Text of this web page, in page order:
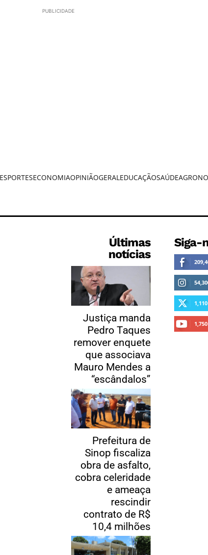
PUBLICIDADE
ESPORTESECONOMIAOPINIÃOGERALEDUCAÇÃOSAÚDE
Últimas
notícias
Justiça manda
Pedro Taques
remover enquete
que associava
Mauro Mendes a
“escândalos”
Prefeitura de
Sinop fiscaliza
obra de asfalto,
cobra celeridade
e ameaça
rescindir
contrato de R$
10,4 milhões
Siga-
1,110
1,750